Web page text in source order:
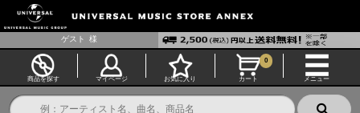
ゲスト 様
商品を探す マイページ お気に入り カート
0
メニュー